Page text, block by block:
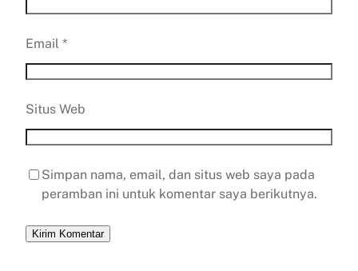
Email *
Situs Web
Simpan nama, email, dan situs web saya pada
peramban ini untuk komentar saya berikutnya.